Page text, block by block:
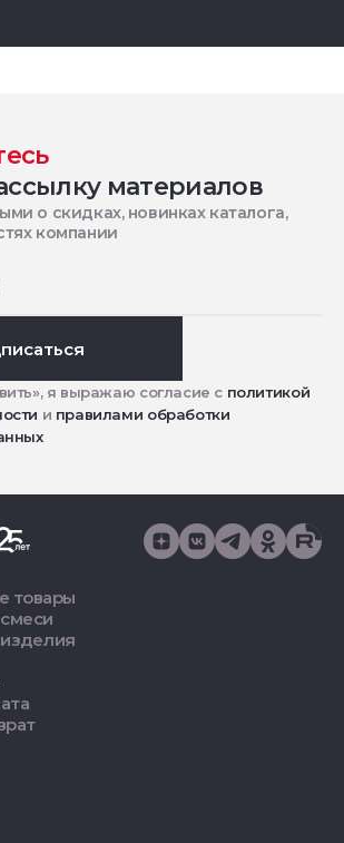
материалов
о скидках, новинках каталога,
компании
я выражаю согласие с политикой
и правилами обработки
товары